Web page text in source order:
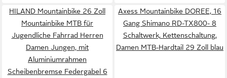
HILAND Mountainbike 26 Zoll
Mountainbike MTB für
Jugendliche Fahrrad Herren
Damen Jungen, mit
Aluminiumrahmen
Scheibenbremse Federgabel 6
Axess Mountainbike DOREE, 16
Gang Shimano RD-TX800- 8
Schaltwerk, Kettenschaltung,
Damen MTB-Hardtail 29 Zoll blau